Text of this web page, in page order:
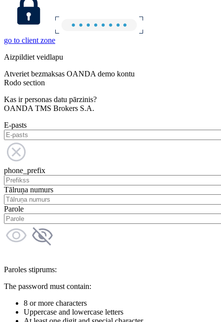
go to client zone
Aizpildiet veidlapu
Atveriet bezmaksas OANDA demo kontu
Rodo section
Kas ir personas datu pārzinis?
OANDA TMS Brokers S.A.
E-pasts
phone_prefix
Tālruņa numurs
Parole
Paroles stiprums:
The password must contain:
8 or more characters
Uppercase and lowercase letters